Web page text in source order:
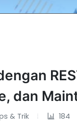
dan
& Trik 184